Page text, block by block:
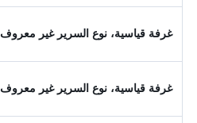
غرفة قياسية، نوع السرير غير معروف
غرفة قياسية، نوع السرير غير معروف